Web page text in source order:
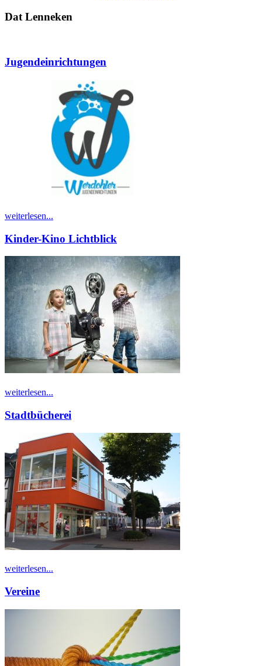
Dat Lenneken
Jugendeinrichtungen
weiterlesen...
Kinder-Kino Lichtblick
weiterlesen...
Stadtbücherei
weiterlesen...
Vereine